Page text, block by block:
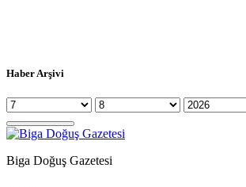
Haber Arşivi
Biga Doğuş Gazetesi